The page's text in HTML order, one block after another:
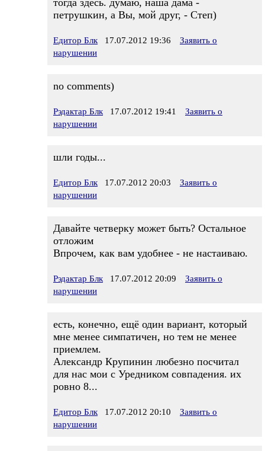
тогда здесь. думаю, наша дама -
петрушкин, а Вы, мой друг, - Степ)
Едитор Блк 17.07.2012 19:36
Заявить о
нарушении
no comments)
Рэдактар Блк 17.07.2012 19:41
Заявить о
нарушении
шли годы...
Едитор Блк 17.07.2012 20:03
Заявить о
нарушении
Давайте четверку может быть? Остальное
отложим
Впрочем, как вам удобнее - не настаиваю.
Рэдактар Блк 17.07.2012 20:09
Заявить о
нарушении
есть, конечно, ещё один вариант, который
мне менее симпатичен, но тем не менее
приемлем.
Александр Крупинин любезно посчитал
для нас мои с Уредником совпадения. их
ровно 8...
Едитор Блк 17.07.2012 20:10
Заявить о
нарушении